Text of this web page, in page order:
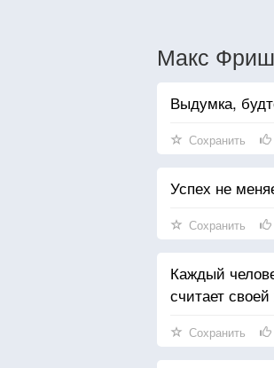
Макс
Выдумка,
Сохранить
Успех не
Сохранить
Каждый
считает
Сохранить